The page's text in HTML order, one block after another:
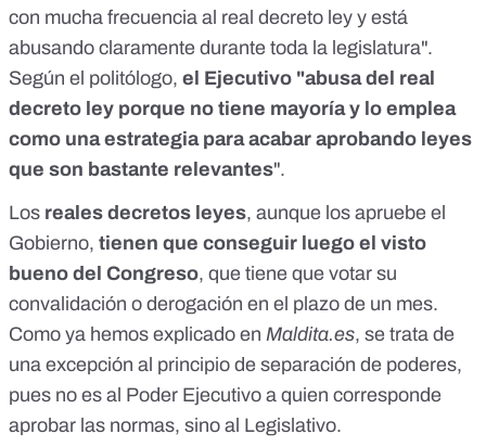
con mucha frecuencia al real decreto ley y está
abusando claramente durante toda la legislatura".
Según el politólogo, el Ejecutivo "abusa del real
decreto ley porque no tiene mayoría y lo emplea
como una estrategia para acabar aprobando leyes
que son bastante relevantes".
Los reales decretos leyes, aunque los apruebe el
Gobierno, tienen que conseguir luego el visto
bueno del Congreso, que tiene que votar su
convalidación o derogación en el plazo de un mes.
Como ya hemos explicado en Maldita.es, se trata de
una excepción al principio de separación de poderes,
pues no es al Poder Ejecutivo a quien corresponde
aprobar las normas, sino al Legislativo.